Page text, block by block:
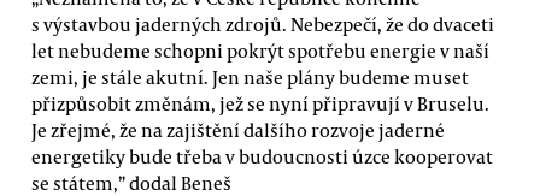
s výstavbou jaderných zdrojů. Nebezpečí, že do dvaceti
let nebudeme schopni pokrýt spotřebu energie v naší
zemi, je stále akutní. Jen naše plány budeme muset
přizpůsobit změnám, jež se nyní připravují v Bruselu.
Je zřejmé, že na zajištění dalšího rozvoje jaderné
energetiky bude třeba v budoucnosti úzce kooperovat
se státem,” dodal Beneš